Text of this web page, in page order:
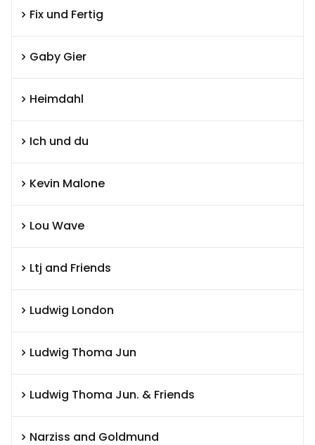
Fix und Fertig
Gaby Gier
Heimdahl
Ich und du
Kevin Malone
Lou Wave
Ltj and Friends
Ludwig London
Ludwig Thoma Jun
Ludwig Thoma Jun. & Friends
Narziss and Goldmund